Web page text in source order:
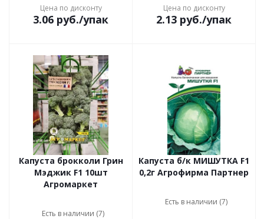
Цена по дисконту
3.06 руб./упак
Цена по дисконту
2.13 руб./упак
Капуста брокколи Грин
Мэджик F1 10шт
Агромаркет
Есть в наличии (7)
Капуста б/к МИШУТКА F1
0,2г Агрофирма Партнер
Есть в наличии (7)